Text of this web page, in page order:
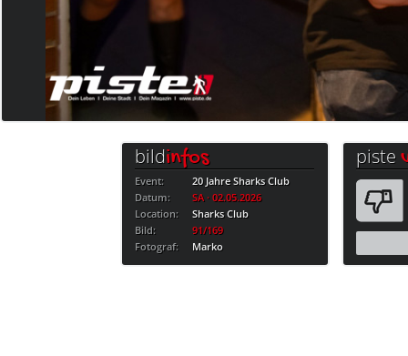
bildinfos
Event:
20 Jahre Sharks Club
Datum:
SA · 02.05.2026
Location:
Sharks Club
Bild:
91/169
Fotograf:
Marko
piste